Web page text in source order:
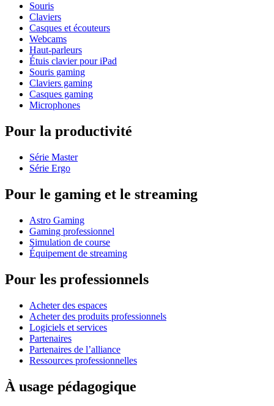
Souris
Claviers
Casques et écouteurs
Webcams
Haut-parleurs
Étuis clavier pour iPad
Souris gaming
Claviers gaming
Casques gaming
Microphones
Pour la productivité
Série Master
Série Ergo
Pour le gaming et le streaming
Astro Gaming
Gaming professionnel
Simulation de course
Équipement de streaming
Pour les professionnels
Acheter des espaces
Acheter des produits professionnels
Logiciels et services
Partenaires
Partenaires de l’alliance
Ressources professionnelles
À usage pédagogique